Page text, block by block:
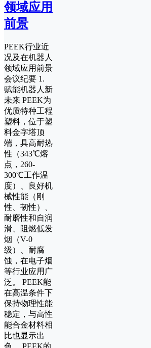
领域应用
前景
PEEK行业近
况及在机器人
领域应用前景
会议纪要 1.
赋能机器人新
未来 PEEK为
优质特种工程
塑料，位于塑
料金字塔顶
端，具高耐热
性（343℃熔
点，260-
300℃工作温
度）、良好机
械性能（刚
性、韧性）、
耐磨性和自润
滑、阻燃低发
烟（V-0
级）、耐腐
蚀，在电子烟
等行业应用广
泛。 PEEK能
在高温条件下
保持物理性能
稳定，与高性
能合金材料相
比也显示出
色。 PEEK的